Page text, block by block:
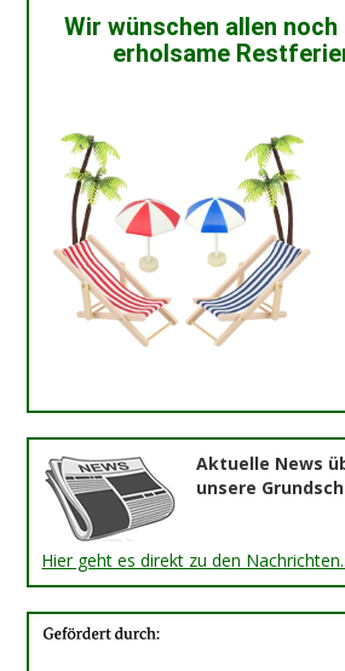
Wir wünschen allen
erholsame
Aktuelle News
unsere
Hier geht es direkt zu den